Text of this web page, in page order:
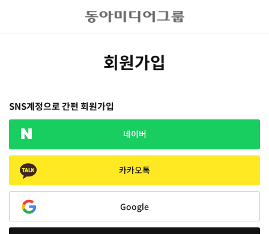
회원가입
SNS계정으로 간편 회원가입
네이버
카카오톡
Google